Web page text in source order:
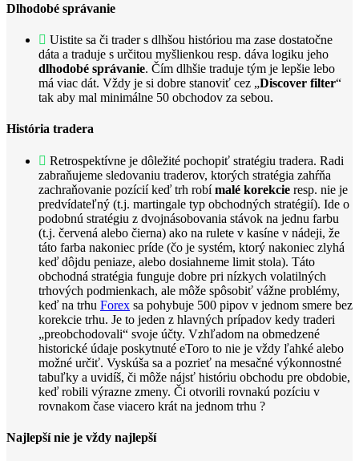
Dlhodobé správanie
Uistite sa či trader s dlhšou históriou ma zase dostatočne
dáta a traduje s určitou myšlienkou resp. dáva logiku jeho
dlhodobé správanie. Čím dlhšie traduje tým je lepšie lebo
má viac dát. Vždy je si dobre stanoviť cez „Discover filter“
tak aby mal minimálne 50 obchodov za sebou.
História tradera
Retrospektívne je dôležité pochopiť stratégiu tradera. Radi
zabraňujeme sledovaniu traderov, ktorých stratégia zahŕňa
zachraňovanie pozícií keď trh robímalé korekcie resp. nie je
predvídateľný (t.j. martingale typ obchodných stratégií). Ide o
podobnú stratégiu z dvojnásobovania stávok na jednu farbu
(t.j. červená alebo čierna) ako na rulete v kasíne v nádeji, že
táto farba nakoniec príde (čo je systém, ktorý nakoniec zlyhá
keď dôjdu peniaze, alebo dosiahneme limit stola). Táto
obchodná stratégia funguje dobre pri nízkych volatilných
trhových podmienkach, ale môže spôsobiť vážne problémy,
keď na trhu Forex sa pohybuje 500 pipov v jednom smere bez
korekcie trhu. Je to jeden z hlavných prípadov kedy traderi
„preobchodovali“ svoje účty. Vzhľadom na obmedzené
historické údaje poskytnuté eToro to nie je vždy ľahké alebo
možné určiť. Vyskúša sa a pozrieť na mesačné výkonnostné
tabuľky a uvidíš, či môže nájsť históriu obchodu pre obdobie,
keď robili výrazne zmeny. Či otvorili rovnakú pozíciu v
rovnakom čase viacero krát na jednom trhu ?
Najlepší nie je vždy najlepší